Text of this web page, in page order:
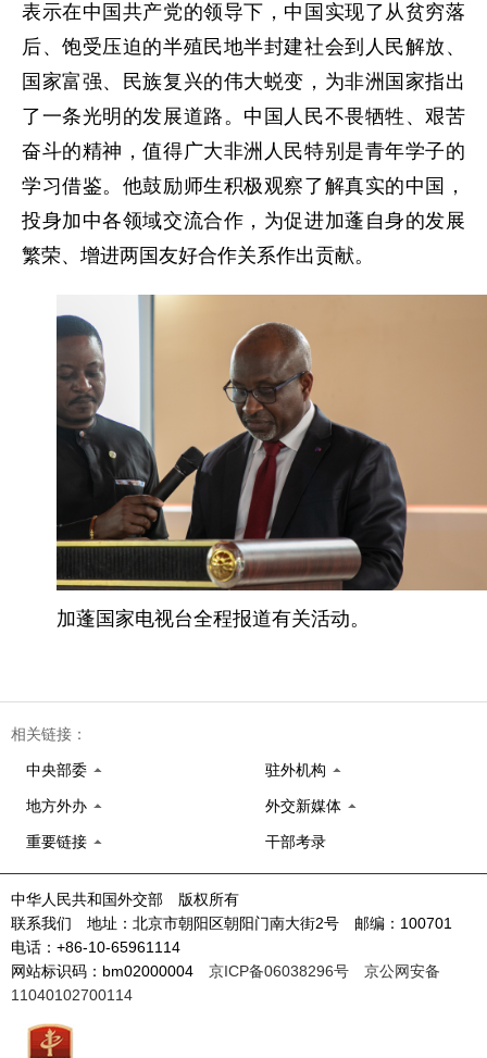
表示在中国共产党的领导下，中国实现了从贫穷落
后、饱受压迫的半殖民地半封建社会到人民解放、
国家富强、民族复兴的伟大蜕变，为非洲国家指出
了一条光明的发展道路。中国人民不畏牺牲、艰苦
奋斗的精神，值得广大非洲人民特别是青年学子的
学习借鉴。他鼓励师生积极观察了解真实的中国，
投身加中各领域交流合作，为促进加蓬自身的发展
繁荣、增进两国友好合作关系作出贡献。
加蓬国家电视台全程报道有关活动。
相关链接：
中央部委 驻外机构
地方外办 外交新媒体
重要链接 干部考录
中华人民共和国外交部 版权所有
联系我们 地址：北京市朝阳区朝阳门南大街2号 邮编：100701
电话：+86-10-65961114
网站标识码：bm02000004 京ICP备06038296号
京公网安备
11040102700114